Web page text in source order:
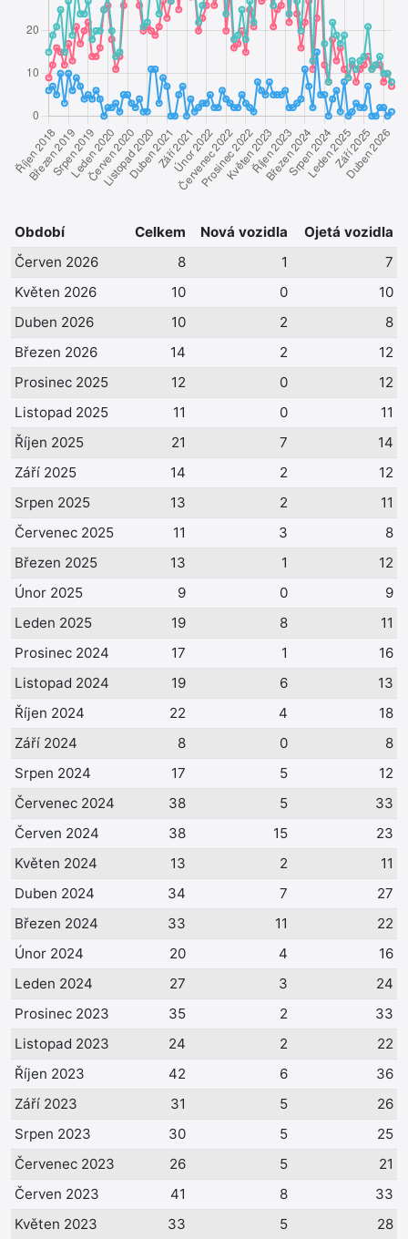
Období Celkem Nová vozidla
Ojetá vozidla
Červen 2026
8 1
7
Květen 2026
10 0
10
Duben 2026
10 2
8
Březen 2026
14 2
12
Prosinec 2025
12 0
12
Listopad 2025
11 0
11
Říjen 2025
21 7
14
Září 2025
14 2
12
Srpen 2025
13 2
11
Červenec 2025
11 3
8
Březen 2025
13 1
12
Únor 2025
9 0
9
Leden 2025
19 8
11
Prosinec 2024
17 1
16
Listopad 2024
19 6
13
Říjen 2024
22 4
18
Září 2024
8 0
8
Srpen 2024
17 5
12
Červenec 2024
38 5
33
Červen 2024
38 15
23
Květen 2024
13 2
11
Duben 2024
34 7
27
Březen 2024
33 11
22
Únor 2024
20 4
16
Leden 2024
27 3
24
Prosinec 2023
35 2
33
Listopad 2023
24 2
22
Říjen 2023
42 6
36
Září 2023
31 5
26
Srpen 2023
30 5
25
Červenec 2023
26 5
21
Červen 2023
41 8
33
Květen 2023
33 5 28